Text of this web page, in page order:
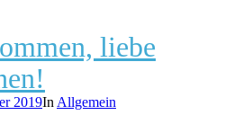
liebe
2019In Allgemein